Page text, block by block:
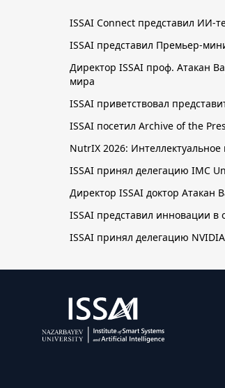
ISSAI Connect представил ИИ-
ISSAI представил Премьер-
Директор ISSAI проф. Атакан
мира
ISSAI приветствовал
ISSAI посетил Archive of the
NutrIX 2026:
ISSAI принял делегацию IMC
Директор ISSAI доктор Атакан
ISSAI представил инновации
ISSAI принял делегацию